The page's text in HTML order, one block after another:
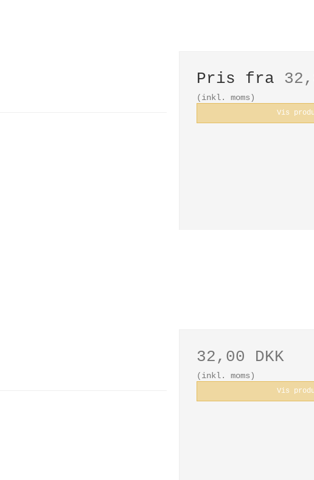
Pris fra
(inkl. moms)
Vis
32,00 DKK
(inkl. moms)
Vis